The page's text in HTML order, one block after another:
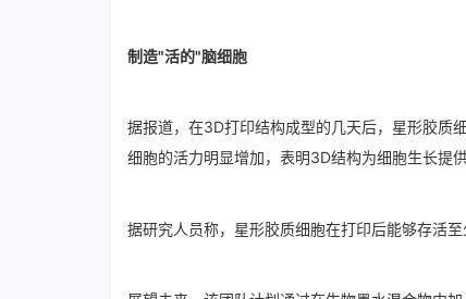
制造"活的"脑细胞
据报道，在3D打印结构成型的几天后，星形胶质
细胞的活力明显增加，表明3D结构为细胞生长提
据研究人员称，星形胶质细胞在打印后能够存活